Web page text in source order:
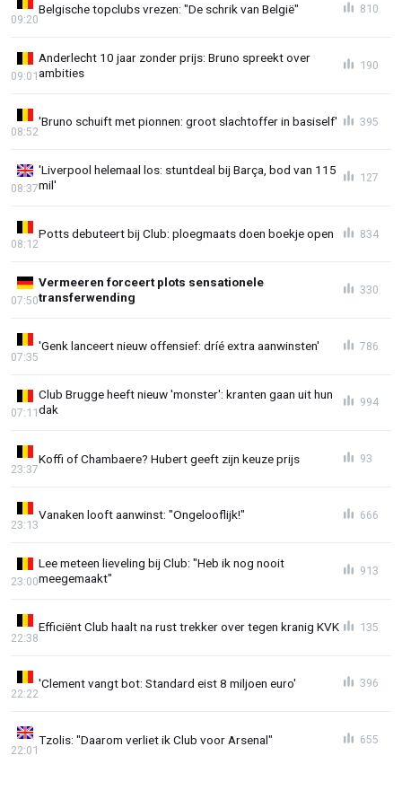
Belgische topclubs vrezen: "De schrik van België"
09:20
810
Anderlecht 10 jaar zonder prijs: Bruno spreekt over
ambities
09:01
190
'Bruno schuift met pionnen: groot slachtoffer in basiself'
08:52
395
'Liverpool helemaal los: stuntdeal bij Barça, bod van 115
mil'
08:37
127
Potts debuteert bij Club: ploegmaats doen boekje open
08:12
834
Vermeeren forceert plots sensationele
transferwending
07:50
330
'Genk lanceert nieuw offensief: dríé extra aanwinsten'
07:35
786
Club Brugge heeft nieuw 'monster': kranten gaan uit hun
dak
07:11
994
Koffi of Chambaere? Hubert geeft zijn keuze prijs
23:37
93
Vanaken looft aanwinst: "Ongelooflijk!"
23:13
666
Lee meteen lieveling bij Club: "Heb ik nog nooit
meegemaakt"
23:00
913
Efficiënt Club haalt na rust trekker over tegen kranig KVK
22:38
135
'Clement vangt bot: Standard eist 8 miljoen euro'
22:22
396
Tzolis: "Daarom verliet ik Club voor Arsenal"
22:01
655